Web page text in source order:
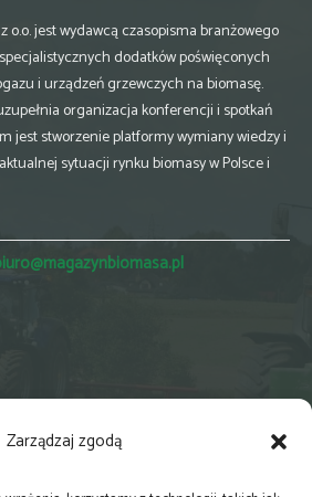
Zarządzaj zgodą
o.o. jest wydawcą czasopisma branżowego
dodatków poświęconych
i urządzeń grzewczych na biomasę.
organizacja konferencji i spotkań
jest stworzenie platformy wymiany wiedzy i
sytuacji rynku biomasy w Polsce i